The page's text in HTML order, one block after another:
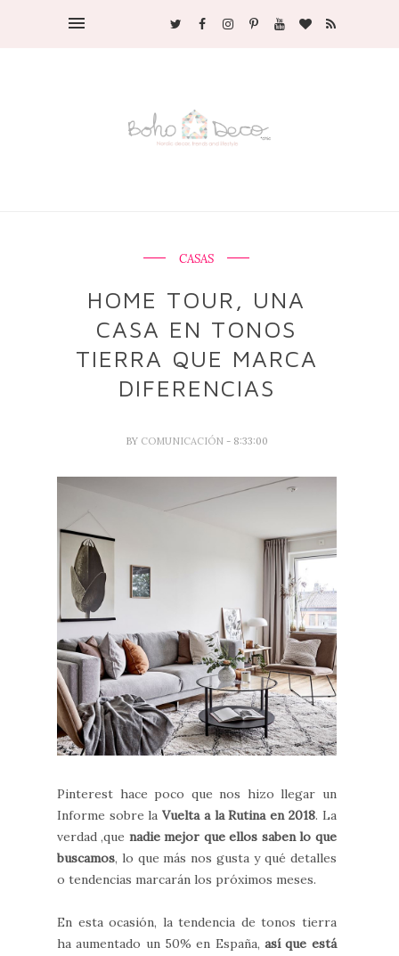
CASAS
HOME TOUR, UNA
CASA EN TONOS
TIERRA QUE MARCA
DIFERENCIAS
BY COMUNICACIÓN - 8:33:00
Pinterest hace poco que nos hizo llegar un
Informe sobre laVuelta a la Rutina en 2018. La
verdad ,que nadie mejor que ellos saben lo que
buscamos, lo que más nos gusta y qué detalles
o tendencias marcarán los próximos meses.
En esta ocasión, la tendencia de tonos tierra
ha aumentado un 50% en España, así que está